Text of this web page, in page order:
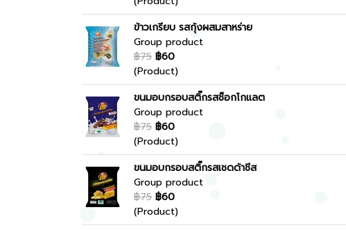
ข้าวเกรียบ รสกุ้งผสมสาหร่าย
Group product
฿75 ฿60
(Product)
ขนมอบกรอบสติ๊กรสช็อกโกแลต
Group product
฿75 ฿60
(Product)
ขนมอบกรอบสติ๊กรสเชดด้าชีส
Group product
฿75 ฿60
(Product)